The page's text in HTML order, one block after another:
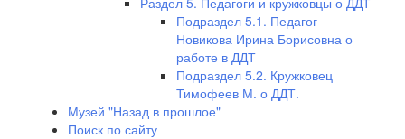
Подраздел 5.1. Педагог
Новикова Ирина Борисовна о
работе в ДДТ
Подраздел 5.2. Кружковец
Тимофеев М. о ДДТ.
Музей "Назад в прошлое"
Поиск по сайту